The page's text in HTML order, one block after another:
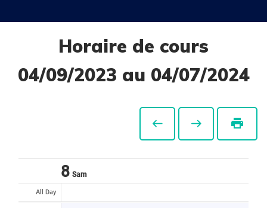
Horaire de cours
04/09/2023 au 04/07/2024
print
8 Sam
All Day